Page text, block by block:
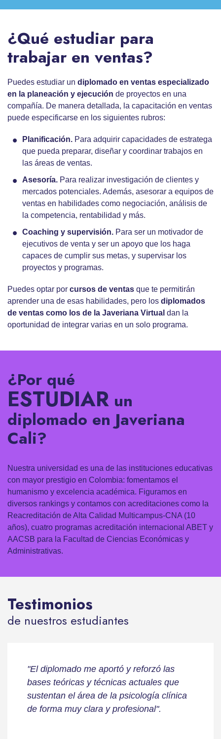
¿Qué estudiar para
trabajar en ventas?
Puedes estudiar un diplomado en ventas especializado
en la planeación y ejecución de proyectos en una
compañía. De manera detallada, la capacitación en ventas
puede especificarse en los siguientes rubros:
Planificación. Para adquirir capacidades de estratega
que pueda preparar, diseñar y coordinar trabajos en
las áreas de ventas.
Asesoría. Para realizar investigación de clientes y
mercados potenciales. Además, asesorar a equipos de
ventas en habilidades como negociación, análisis de
la competencia, rentabilidad y más.
Coaching y supervisión. Para ser un motivador de
ejecutivos de venta y ser un apoyo que los haga
capaces de cumplir sus metas, y supervisar los
proyectos y programas.
Puedes optar por cursos de ventas que te permitirán
aprender una de esas habilidades, pero los diplomados
de ventas como los de la Javeriana Virtual dan la
oportunidad de integrar varias en un solo programa.
¿Por qué
ESTUDIAR un
diplomado en Javeriana
Cali?
Nuestra universidad es una de las instituciones educativas
con mayor prestigio en Colombia: fomentamos el
humanismo y excelencia académica. Figuramos en
diversos rankings y contamos con acreditaciones como la
Reacreditación de Alta Calidad Multicampus-CNA (10
años), cuatro programas acreditación internacional ABET y
AACSB para la Facultad de Ciencias Económicas y
Administrativas.
Testimonios
de nuestros estudiantes
"El diplomado me aportó y reforzó las
bases teóricas y técnicas actuales que
sustentan el área de la psicología clínica
de forma muy clara y profesional".